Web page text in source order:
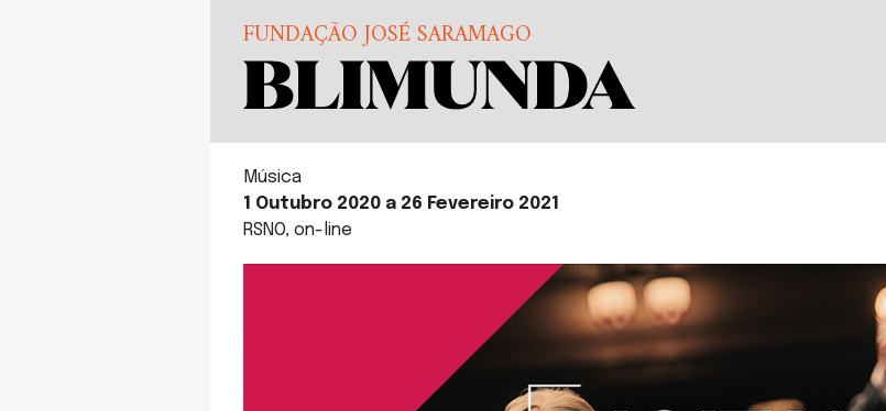
FUNDAÇÃO JOSÉ SARAMAGO
Música
1 Outubro 2020 a 26 Fevereiro 2021
RSNO, on-line